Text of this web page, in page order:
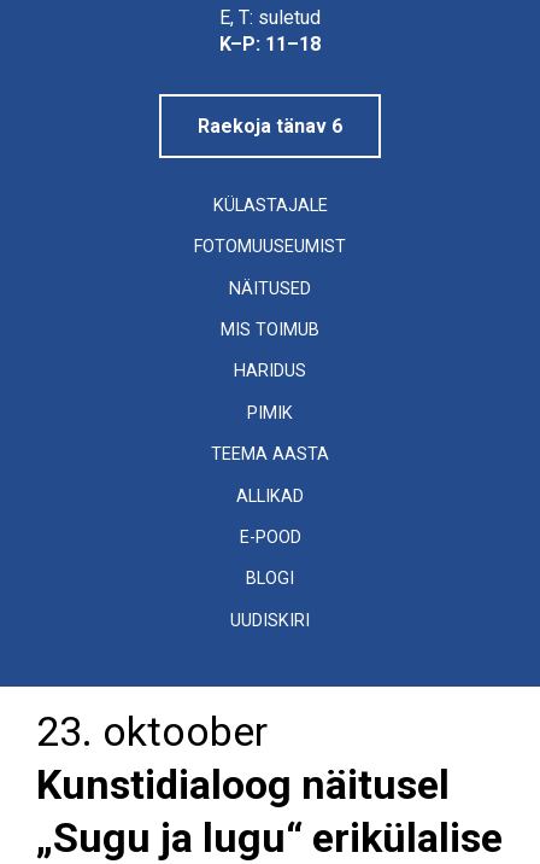
E, T: suletud
K–P: 11–18
Raekoja tänav 6
KÜLASTAJALE
FOTOMUUSEUMIST
NÄITUSED
MIS TOIMUB
HARIDUS
PIMIK
TEEMA AASTA
ALLIKAD
E-POOD
BLOGI
UUDISKIRI
23. oktoober
Kunstidialoog näitusel
„Sugu ja lugu“ erikülalise